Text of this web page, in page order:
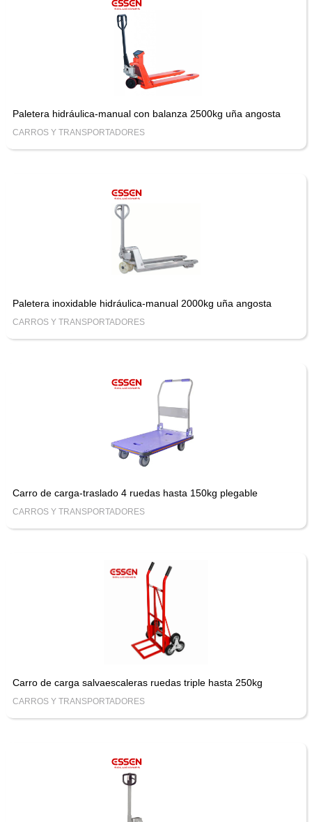
Paletera hidráulica-manual con balanza 2500kg uña angosta
CARROS Y TRANSPORTADORES
Paletera inoxidable hidráulica-manual 2000kg uña angosta
CARROS Y TRANSPORTADORES
Carro de carga-traslado 4 ruedas hasta 150kg plegable
CARROS Y TRANSPORTADORES
Carro de carga salvaescaleras ruedas triple hasta 250kg
CARROS Y TRANSPORTADORES